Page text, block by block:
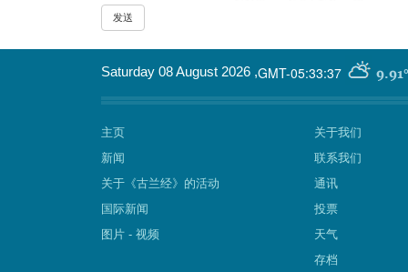
GMT-05:33:37 9.91°
Saturday 08 August 2026 ,
主页
新闻
关于《古兰经》的活动
国际新闻
图片 - 视频
关于我们
联系我们
通讯
投票
天气
存档